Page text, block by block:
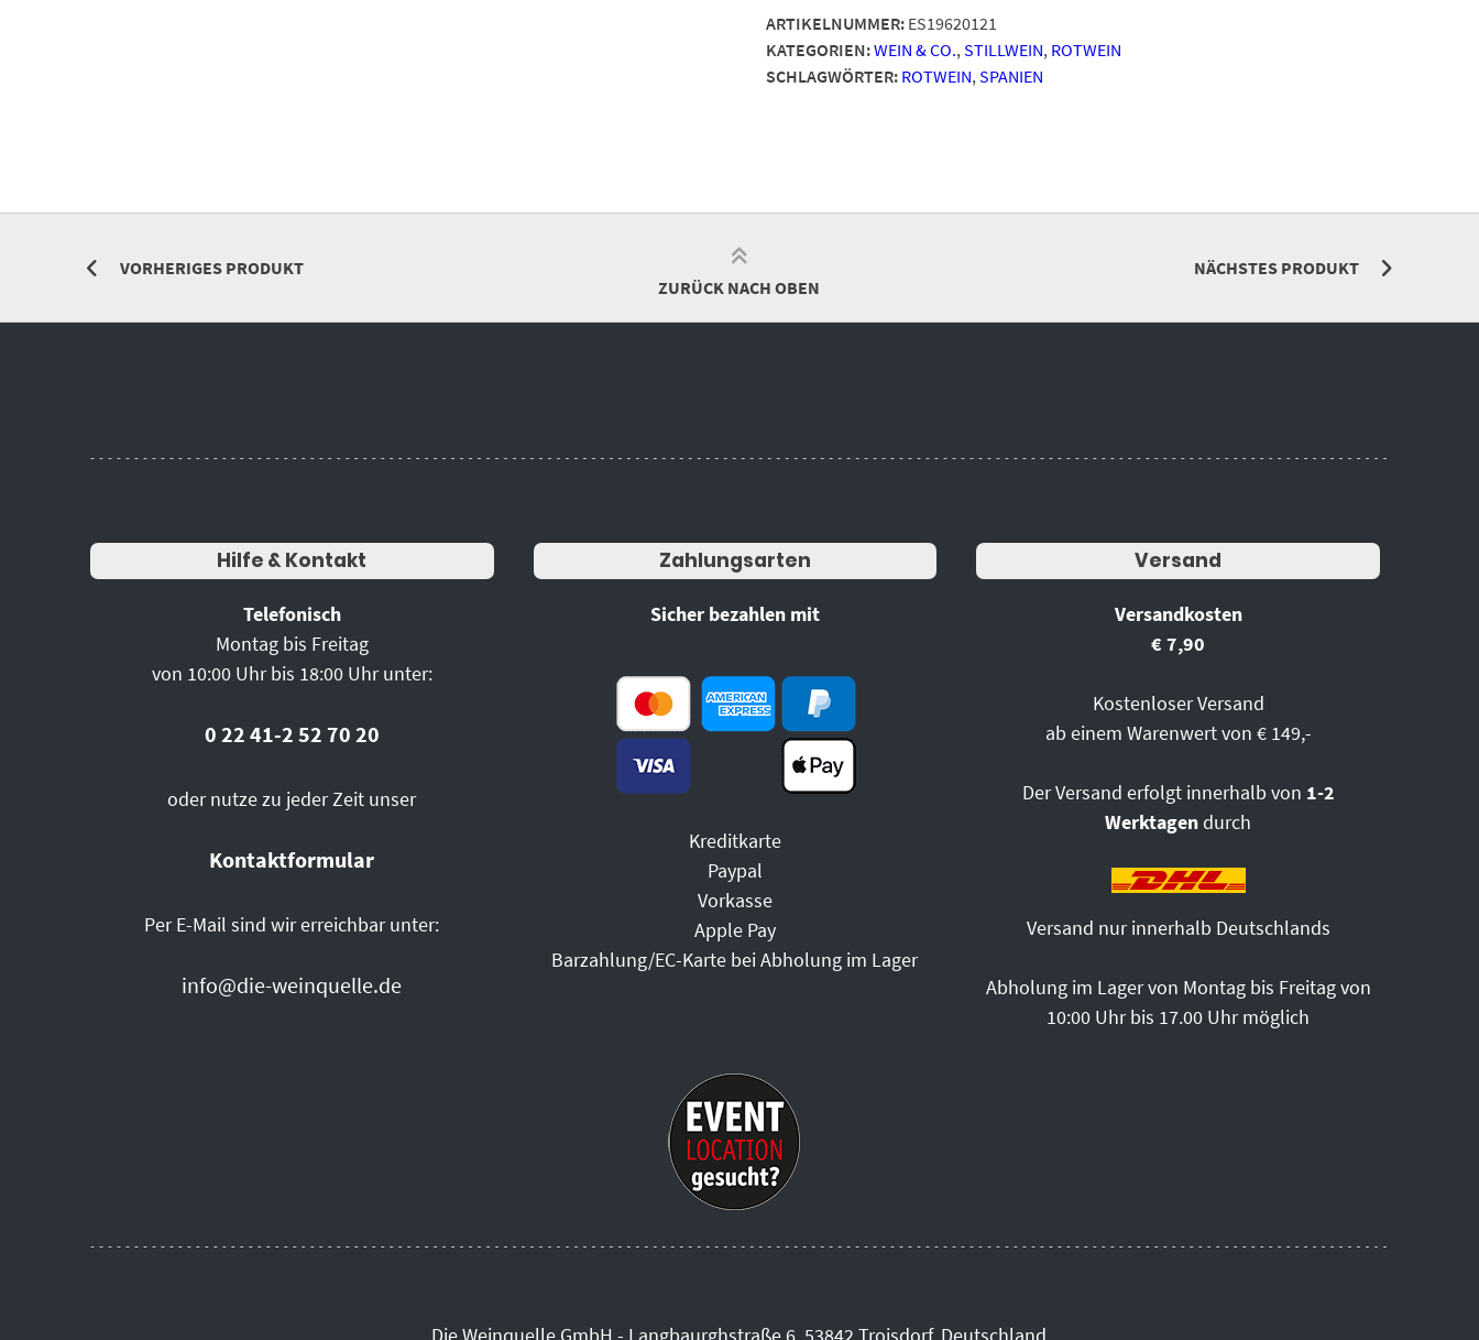
ARTIKELNUMMER: ES19620121
KATEGORIEN:WEIN & CO.,STILLWEIN, ROTWEIN
SCHLAGWÖRTER: ROTWEIN,SPANIEN
VORHERIGES PRODUKT
NÄCHSTES PRODUKT
ZURÜCK NACH OBEN
Hilfe & Kontakt
Telefonisch
Montag bis Freitag
von 10:00 Uhr bis 18:00 Uhr unter:
0 22 41-2 52 70 20
oder nutze zu jeder Zeit unser
Kontaktformular
Per E-Mail sind wir erreichbar unter:
info@die-weinquelle.de
Zahlungsarten
Sicher bezahlen mit
Kreditkarte
Paypal
Vorkasse
Apple Pay
Barzahlung/EC-Karte bei Abholung im Lager
Versand
Versandkosten
€ 7,90
Kostenloser Versand
ab einem Warenwert von € 149,-
Der Versand erfolgt innerhalb von 1-2
Werktagendurch
Versand nur innerhalb Deutschlands
Abholung im Lager von Montag bis Freitag von
10:00 Uhr bis 17.00 Uhr möglich
Die Weinquelle GmbH - Langbaurghstraße 6, 53842 Troisdorf, Deutschland